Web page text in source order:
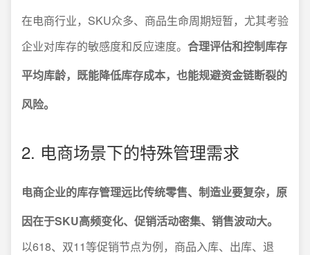
在电商行业，SKU众多、商品生命周期短暂，尤其考验
企业对库存的敏感度和反应速度。 合理评估和控制库存
平均库龄，既能降低库存成本，也能规避资金链断裂的
风险。
2. 电商场景下的特殊管理需求
电商企业的库存管理远比传统零售、制造业要复杂，原
因在于SKU高频变化、促销活动密集、销售波动大。
以618、双11等促销节点为例，商品入库、出库、退